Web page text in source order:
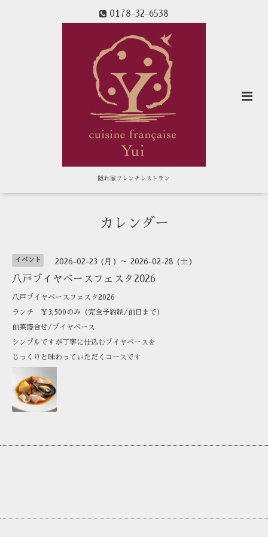
0178-32-6538
隠れ家フレンチレストラン
カレンダー
イベント 2026-02-23 (月) ～ 2026-02-28 (土)
八戸ブイヤベースフェスタ2026
八戸ブイヤベースフェスタ2026
ランチ ￥3,500のみ（完全予約制/前日まで）
前菜盛合せ/ブイヤベース
シンプルですが丁寧に仕込むブイヤベースを
じっくりと味わっていただくコースです